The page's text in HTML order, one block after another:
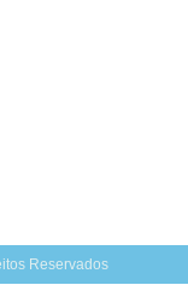
Reservados